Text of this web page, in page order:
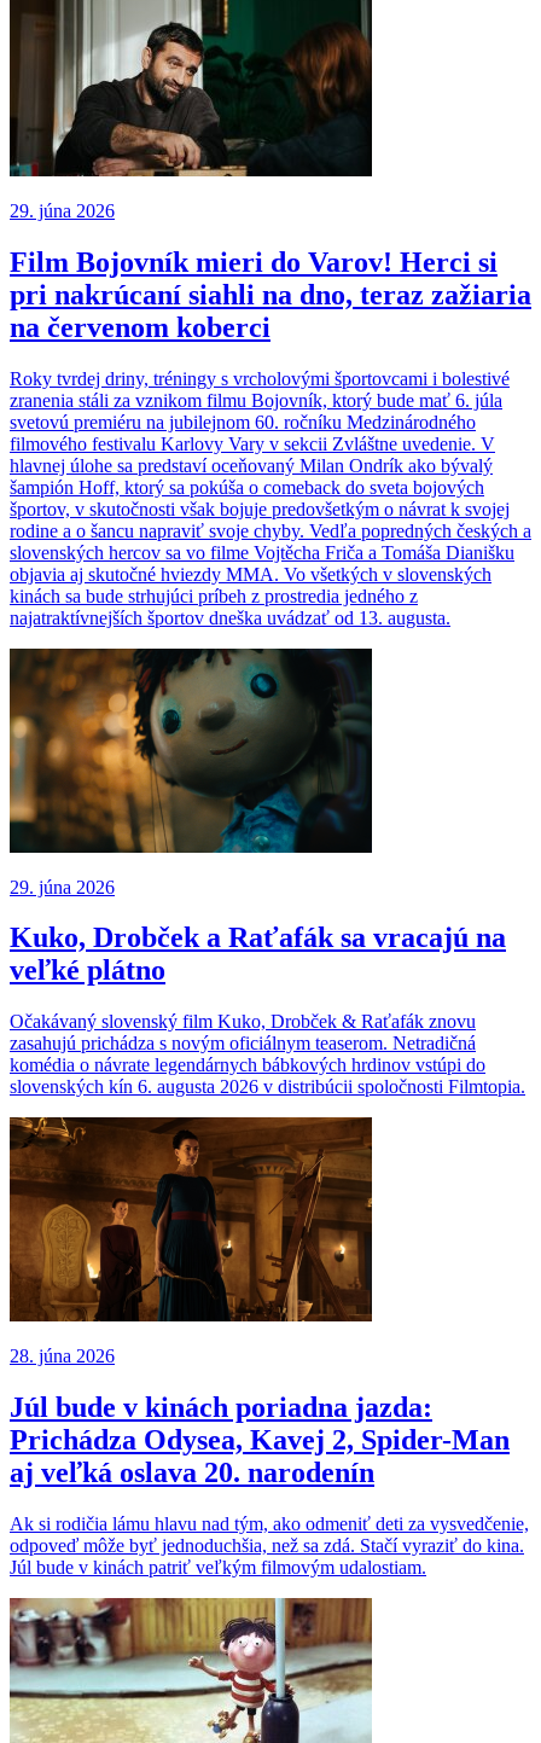
29. júna 2026
Film Bojovník mieri do Varov! Herci si
pri nakrúcaní siahli na dno, teraz zažiaria
na červenom koberci
Roky tvrdej driny, tréningy s vrcholovými športovcami i bolestivé
zranenia stáli za vznikom filmu Bojovník, ktorý bude mať 6. júla
svetovú premiéru na jubilejnom 60. ročníku Medzinárodného
filmového festivalu Karlovy Vary v sekcii Zvláštne uvedenie. V
hlavnej úlohe sa predstaví oceňovaný Milan Ondrík ako bývalý
šampión Hoff, ktorý sa pokúša o comeback do sveta bojových
športov, v skutočnosti však bojuje predovšetkým o návrat k svojej
rodine a o šancu napraviť svoje chyby. Vedľa popredných českých a
slovenských hercov sa vo filme Vojtěcha Friča a Tomáša Dianišku
objavia aj skutočné hviezdy MMA. Vo všetkých v slovenských
kinách sa bude strhujúci príbeh z prostredia jedného z
najatraktívnejších športov dneška uvádzať od 13. augusta.
29. júna 2026
Kuko, Drobček a Raťafák sa vracajú na
veľké plátno
Očakávaný slovenský film Kuko, Drobček & Raťafák znovu
zasahujú prichádza s novým oficiálnym teaserom. Netradičná
komédia o návrate legendárnych bábkových hrdinov vstúpi do
slovenských kín 6. augusta 2026 v distribúcii spoločnosti Filmtopia.
28. júna 2026
Júl bude v kinách poriadna jazda:
Prichádza Odysea, Kavej 2, Spider-Man
aj veľká oslava 20. narodenín
Ak si rodičia lámu hlavu nad tým, ako odmeniť deti za vysvedčenie,
odpoveď môže byť jednoduchšia, než sa zdá. Stačí vyraziť do kina.
Júl bude v kinách patriť veľkým filmovým udalostiam.